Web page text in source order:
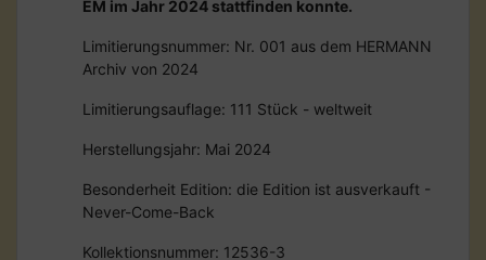
EM im Jahr 2024 stattfinden konnte.
Limitierungsnummer: Nr. 001 aus dem HERMANN
Archiv von 2024
Limitierungsauflage: 111 Stück - weltweit
Herstellungsjahr: Mai 2024
Besonderheit Edition: die Edition ist ausverkauft -
Never-Come-Back
Kollektionsnummer: 12536-3